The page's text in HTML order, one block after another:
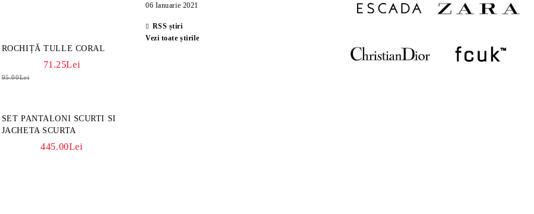
ROCHIȚĂ TULLE CORAL
71.25Lei
95.00Lei
SET PANTALONI SCURTI SI
JACHETA SCURTA
445.00Lei
06 Ianuarie 2021
RSS știri
Vezi toate știrile